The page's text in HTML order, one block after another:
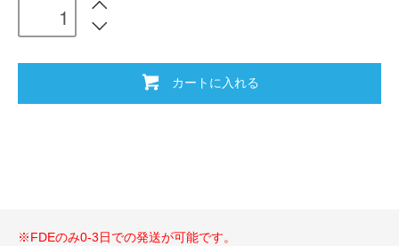
カートに入れる
※FDEのみ0-3日での発送が可能です。